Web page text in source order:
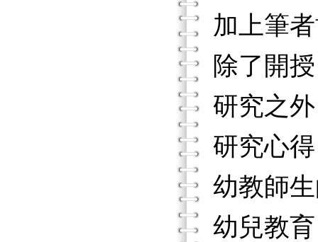
加上筆
除了開
研究之
研究心
幼教師
幼兒教